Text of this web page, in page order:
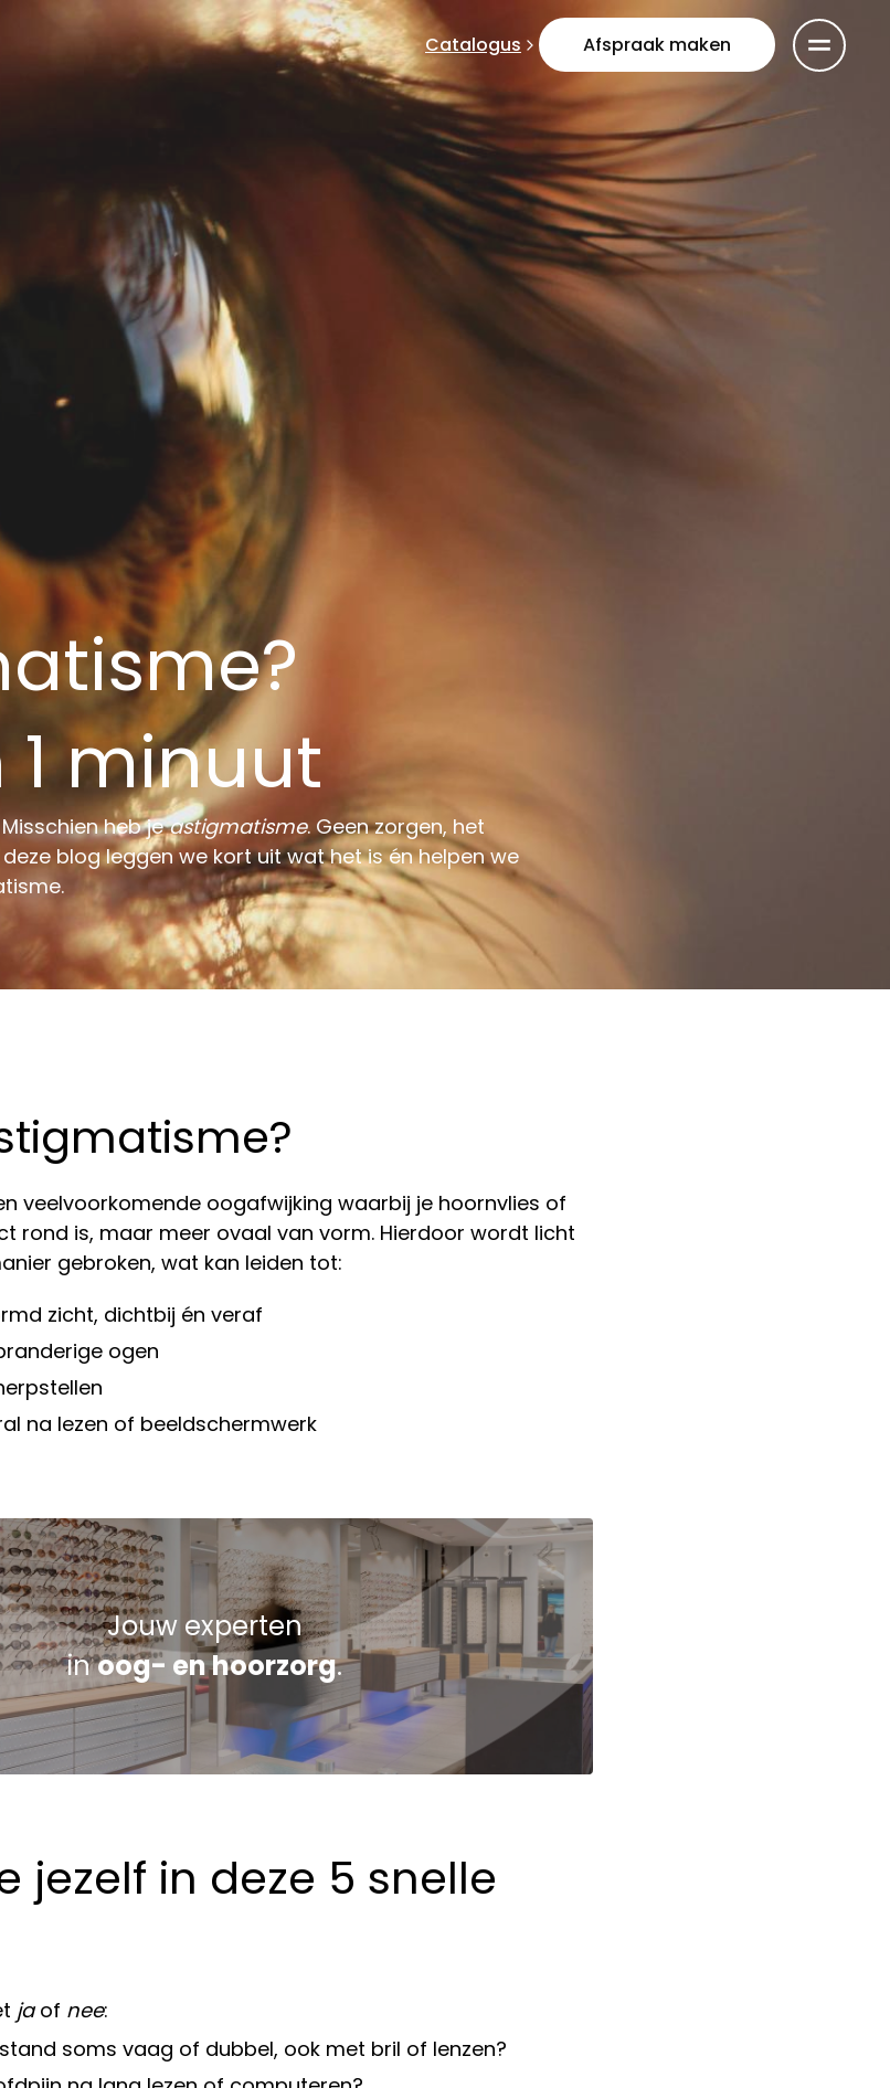
Catalogus Afspraak maken
minuut
heb jeastigmatisme. Geen zorgen, het
blog leggen we kort uit wat het is én helpen we
veelvoorkomende oogafwijking waarbij je hoornvlies of
rond is, maar meer ovaal van vorm. Hierdoor wordt licht
gebroken, wat kan leiden tot:
zicht, dichtbij én veraf
ogen
na lezen of beeldschermwerk
Jouw experten
inoog- en hoorzorg.
jezelf in deze 5 snelle
jaof nee:
soms vaag of dubbel, ook met bril of lenzen?